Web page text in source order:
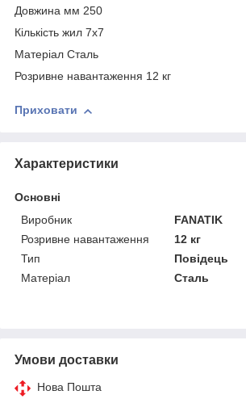
Довжина мм 250
Кількість жил 7х7
Матеріал Сталь
Розривне навантаження 12 кг
Приховати
Характеристики
Основні
Виробник
FANATIK
Розривне навантаження
12 кг
Тип
Повідець
Матеріал
Сталь
Умови доставки
Нова Пошта